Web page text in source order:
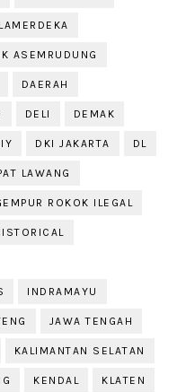
ASEMRUDUNG
DAERAH
DELI DEMAK
DKI JAKARTA DL
LAWANG
ROKOK ILEGAL
INDRAMAYU
JAWA TENGAH
KALIMANTAN SELATAN
KENDAL KLATEN